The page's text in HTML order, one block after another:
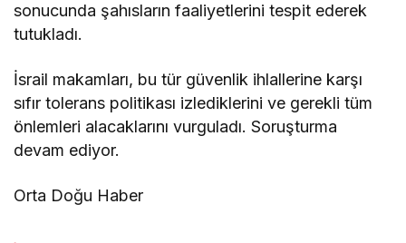
sonucunda şahısların faaliyetlerini tespit ederek
tutukladı.
İsrail makamları, bu tür güvenlik ihlallerine karşı
sıfır tolerans politikası izlediklerini ve gerekli tüm
önlemleri alacaklarını vurguladı. Soruşturma
devam ediyor.
Orta Doğu Haber